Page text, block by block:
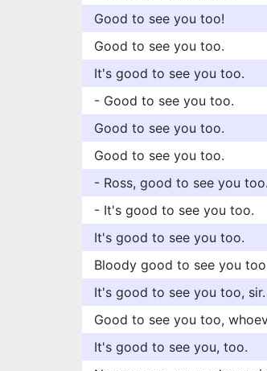
Good to see you too!
Good to see you too.
It's good to see you too.
- Good to see you too.
Good to see you too.
Good to see you too.
- Ross, good to see you too.
- It's good to see you too.
It's good to see you too.
Bloody good to see you
It's good to see you too, sir.
Good to see you too,
It's good to see you, too.